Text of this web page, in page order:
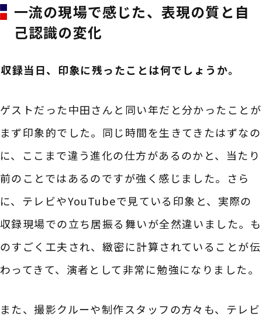
一流の現場で感じた、表現の質と自
己認識の変化
――収録当日、印象に残ったことは何でしょうか。
ゲストだった中田さんと同い年だと分かったことが
まず印象的でした。同じ時間を生きてきたはずなの
に、ここまで違う進化の仕方があるのかと、当たり
前のことではあるのですが強く感じました。さら
に、テレビやYouTubeで見ている印象と、実際の
収録現場での立ち居振る舞いが全然違いました。も
のすごく工夫され、緻密に計算されていることが伝
わってきて、演者として非常に勉強になりました。
また、撮影クルーや制作スタッフの方々も、テレビ